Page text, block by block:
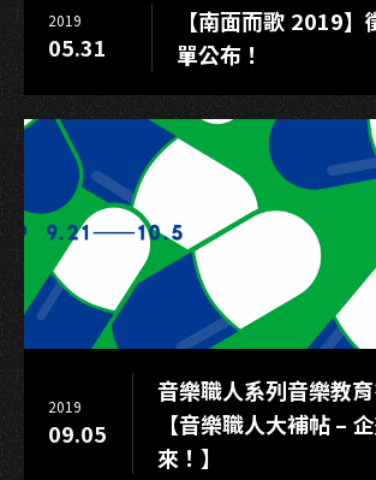
回
票
價
2019
05.31
【南面而歌 2019
單公布！
2019
09.05
音樂職人系列音樂教
【音樂職人大補帖 –
來！】